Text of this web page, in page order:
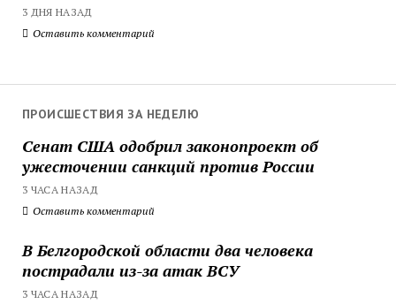
3 ДНЯ НАЗАД
Оставить комментарий
ПРОИСШЕСТВИЯ ЗА НЕДЕЛЮ
Сенат США одобрил законопроект об
ужесточении санкций против России
3 ЧАСА НАЗАД
Оставить комментарий
В Белгородской области два человека
пострадали из-за атак ВСУ
3 ЧАСА НАЗАД